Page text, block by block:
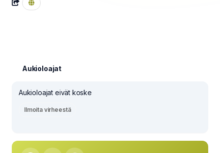
Aukioloajat
Aukioloajat eivät koske
Ilmoita virheestä